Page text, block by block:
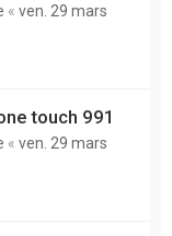
« ven. 29 mars
touch 991
« ven. 29 mars